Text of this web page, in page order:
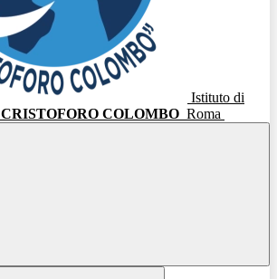
Istituto di
CRISTOFORO COLOMBO Roma